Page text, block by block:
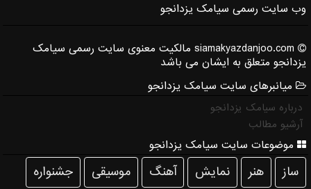
وب سایت رسمی سیامک یزدانجو
siamakyazdanjoo.com مالکیت معنوی سایت رسمی سیامک
یزدانجو متعلق به ایشان می باشد
میانبرهای سایت سیامک یزدانجو
درباره سیامک یزدانجو
آرشیو مطالب
موضوعات سایت سیامک یزدانجو
ساز هنر نمایش آهنگ موسیقی جشنواره